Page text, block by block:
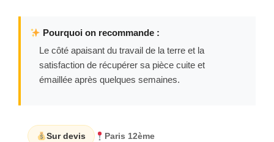
Pourquoi on recommande :
Le côté apaisant du travail de la terre et la
satisfaction de récupérer sa pièce cuite et
émaillée après quelques semaines.
Sur devis
Paris 12ème